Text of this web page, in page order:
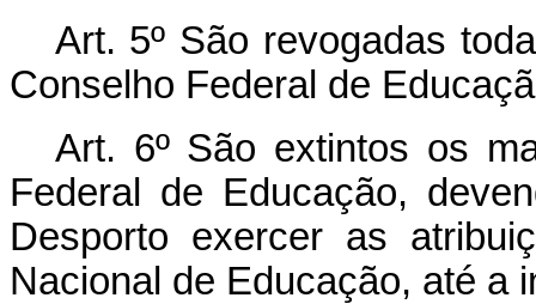
Art. 5º São revogadas
Conselho Federal de
Art. 6º São extintos os
Federal de Educação,
Desporto exercer as
Nacional de Educação, até a